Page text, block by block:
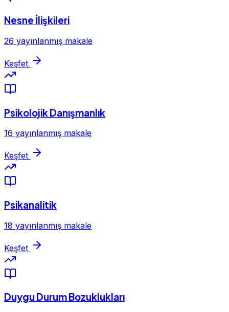
Nesne İlişkileri
26 yayınlanmış makale
Keşfet
Psikolojik Danışmanlık
16 yayınlanmış makale
Keşfet
Psikanalitik
18 yayınlanmış makale
Keşfet
Duygu Durum Bozuklukları